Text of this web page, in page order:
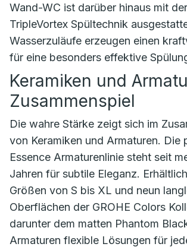
Wand-WC ist darüber hinaus mit
TripleVortex Spültechnik
Wasserzuläufe erzeugen einen
für eine besonders effektive
Keramiken und
Zusammenspiel
Die wahre Stärke zeigt sich im
von Keramiken und Armaturen. Die
Essence Armaturenlinie steht seit
Jahren für subtile Eleganz.
Größen von S bis XL und neun
Oberflächen der GROHE Colors
darunter dem matten Phantom
Armaturen flexible Lösungen für